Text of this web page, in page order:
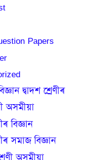
Papers
দ্বাদশ শ্ৰেণীৰ
অসমীয়া
বিজ্ঞান
সমাজ বিজ্ঞান